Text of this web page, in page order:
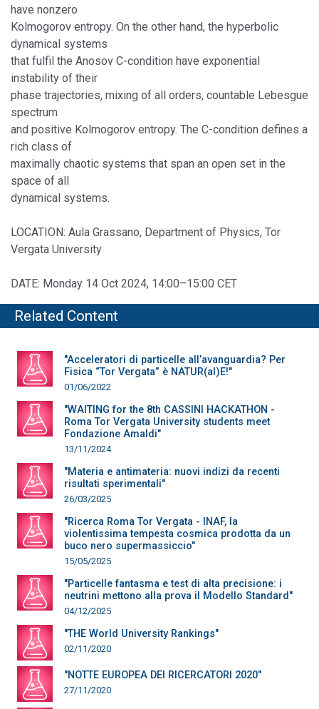
have nonzero
Kolmogorov entropy. On the other hand, the hyperbolic
dynamical systems
that fulfil the Anosov C-condition have exponential
instability of their
phase trajectories, mixing of all orders, countable Lebesgue
spectrum
and positive Kolmogorov entropy. The C-condition defines a
rich class of
maximally chaotic systems that span an open set in the
space of all
dynamical systems.
LOCATION: Aula Grassano, Department of Physics, Tor
Vergata University
DATE: Monday 14 Oct 2024, 14:00–15:00 CET
Related Content
"Acceleratori di particelle all’avanguardia? Per
Fisica “Tor Vergata” è NATUR(al)E!"
01/06/2022
"WAITING for the 8th CASSINI HACKATHON -
Roma Tor Vergata University students meet
Fondazione Amaldi"
13/11/2024
"Materia e antimateria: nuovi indizi da recenti
risultati sperimentali"
26/03/2025
"Ricerca Roma Tor Vergata - INAF, la
violentissima tempesta cosmica prodotta da un
buco nero supermassiccio"
15/05/2025
"Particelle fantasma e test di alta precisione: i
neutrini mettono alla prova il Modello Standard"
04/12/2025
"THE World University Rankings"
02/11/2020
"NOTTE EUROPEA DEI RICERCATORI 2020"
27/11/2020